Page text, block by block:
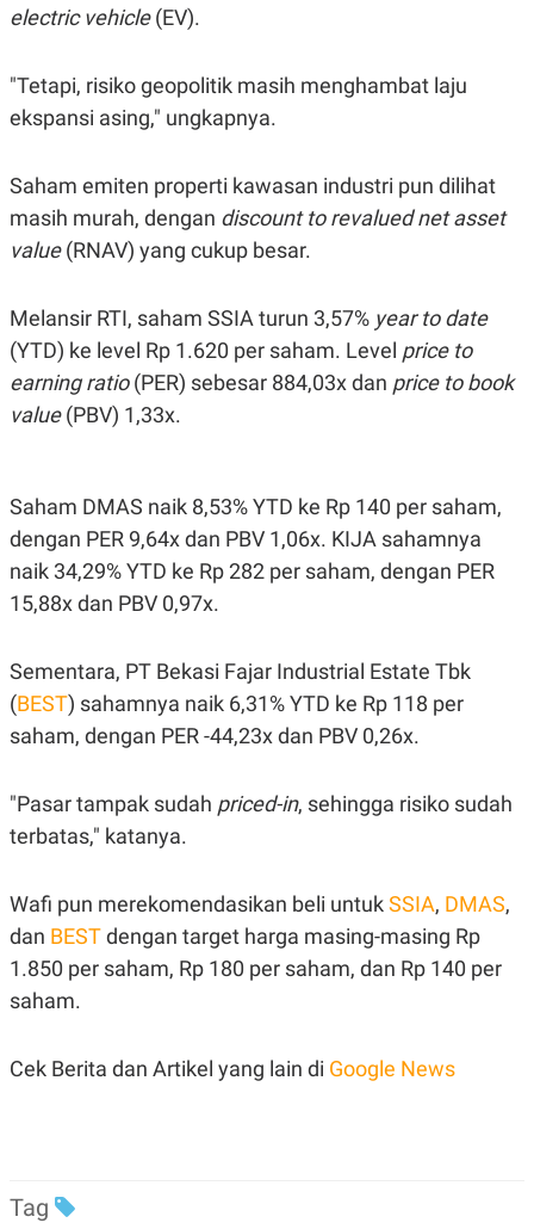
electric vehicle(EV).
"Tetapi, risiko geopolitik masih menghambat laju
ekspansi asing," ungkapnya.
Saham emiten properti kawasan industri pun dilihat
masih murah, dengan discount to revalued net asset
value(RNAV) yang cukup besar.
Melansir RTI, saham SSIA turun 3,57% year to date
(YTD) ke level Rp 1.620 per saham. Level price to
earning ratio(PER) sebesar 884,03x dan price to book
value(PBV) 1,33x.
Saham DMAS naik 8,53% YTD ke Rp 140 per saham,
dengan PER 9,64x dan PBV 1,06x. KIJA sahamnya
naik 34,29% YTD ke Rp 282 per saham, dengan PER
15,88x dan PBV 0,97x.
Sementara, PT Bekasi Fajar Industrial Estate Tbk
(BEST) sahamnya naik 6,31% YTD ke Rp 118 per
saham, dengan PER -44,23x dan PBV 0,26x.
"Pasar tampak sudah priced-in, sehingga risiko sudah
terbatas," katanya.
Wafi pun merekomendasikan beli untukSSIA, DMAS,
dan BESTdengan target harga masing-masing Rp
1.850 per saham, Rp 180 per saham, dan Rp 140 per
saham.
Cek Berita dan Artikel yang lain di Google News
Tag